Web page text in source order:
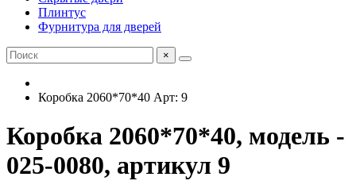
Плинтус
Фурнитура для дверей
×
Коробка 2060*70*40 Арт: 9
Коробка 2060*70*40, модель -
025-0080, артикул 9